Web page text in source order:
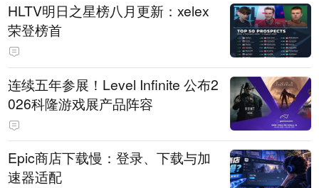
HLTV明日之星榜八月更新：xelex
荣登榜首
连续五年参展！Level Infinite 公布2
026科隆游戏展产品阵容
Epic商店下载慢：登录、下载与加
速器适配